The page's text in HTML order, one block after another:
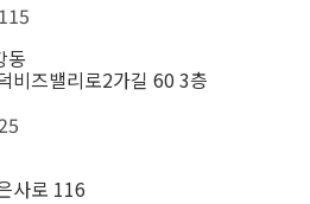
동
비즈밸리로2가길 60 3층
사로 116